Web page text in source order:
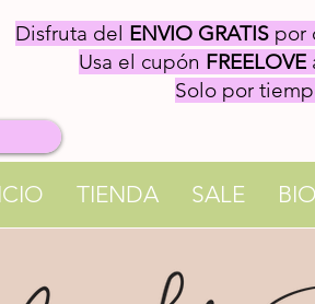
Disfruta del ENVIO GRATISpor
Usa el cupón FREELOVE
Solo por
TIENDA SALE